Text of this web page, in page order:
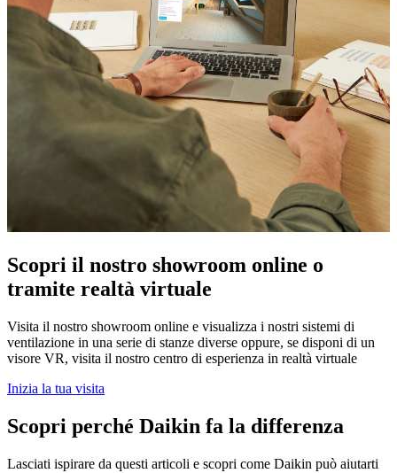
Scopri il nostro showroom online o
tramite realtà virtuale
Visita il nostro showroom online e visualizza i nostri sistemi di
ventilazione in una serie di stanze diverse oppure, se disponi di un
visore VR, visita il nostro centro di esperienza in realtà virtuale
Inizia la tua visita
Scopri perché Daikin fa la differenza
Lasciati ispirare da questi articoli e scopri come Daikin può aiutarti